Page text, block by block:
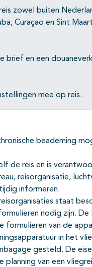
zowel buiten
Curaçao en Sint
en een
mee op reis.
beademing
de reis en is
reisorganisatie,
informeren.
staat
nodig zijn.
formulieren van de
in het
gesteld. De
van een